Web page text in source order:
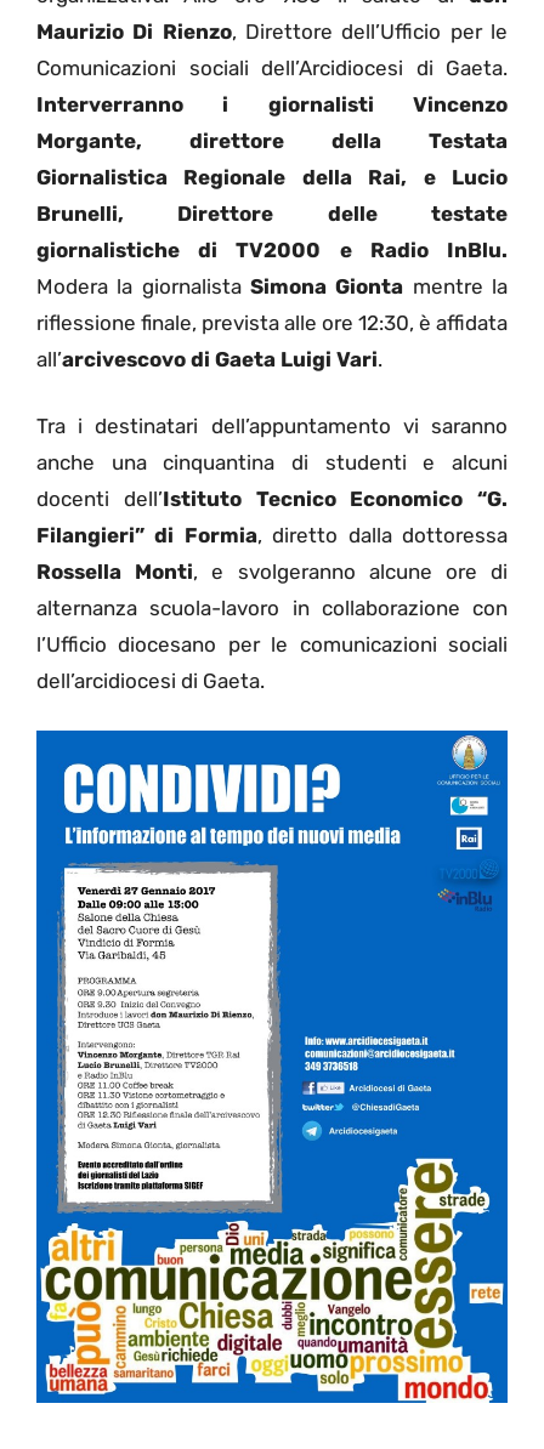
Maurizio Di Rienzo, Direttore dell’Ufficio per le
Comunicazioni sociali dell’Arcidiocesi di Gaeta.
Interverranno i giornalisti Vincenzo
Morgante, direttore della Testata
Giornalistica Regionale della Rai, e Lucio
Brunelli, Direttore delle testate
giornalistiche di TV2000 e Radio InBlu.
Modera la giornalista Simona Gionta mentre la
riflessione finale, prevista alle ore 12:30, è affidata
all’arcivescovo di Gaeta Luigi Vari.
Tra i destinatari dell’appuntamento vi saranno
anche una cinquantina di studenti e alcuni
docenti dell’Istituto Tecnico Economico “G.
Filangieri” di Formia, diretto dalla dottoressa
Rossella Monti, e svolgeranno alcune ore di
alternanza scuola-lavoro in collaborazione con
l’Ufficio diocesano per le comunicazioni sociali
dell’arcidiocesi di Gaeta.